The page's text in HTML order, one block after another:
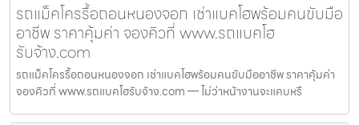
รถแม็คโครรื้อถอนหนองจอก เช่าแบคโฮพร้อมคนขับมือ
อาชีพ ราคาคุ้มค่า จองคิวที่ www.รถแบคโฮ
รับจ้าง.com
รถแม็คโครรื้อถอนหนองจอก เช่าแบคโฮพร้อมคนขับมืออาชีพ ราคาคุ้มค่า
จองคิวที่ www.รถแบคโฮรับจ้าง.com — ไม่ว่าหน้างานจะแคบหรื